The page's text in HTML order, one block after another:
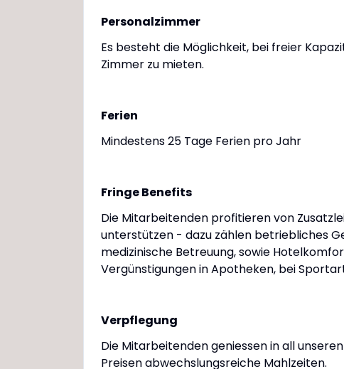
Personalzimmer
Es besteht die Möglichkeit, bei freier
Zimmer zu mieten.
Ferien
Mindestens 25 Tage Ferien pro Jahr
Fringe Benefits
Die Mitarbeitenden profitieren von
unterstützen - dazu zählen betriebliches
medizinische Betreuung, sowie
Vergünstigungen in Apotheken, bei
Verpflegung
Die Mitarbeitenden geniessen in all
Preisen abwechslungsreiche Mahlzeiten.